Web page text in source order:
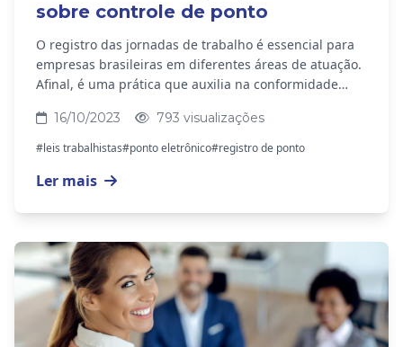
sobre controle de ponto
O registro das jornadas de trabalho é essencial para
empresas brasileiras em diferentes áreas de atuação.
Afinal, é uma prática que auxilia na conformidade
16/10/2023 793 visualizações
#leis trabalhistas#ponto eletrônico#registro de ponto
Ler mais